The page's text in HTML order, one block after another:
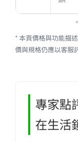
* 本頁價格與功能描
價與規格仍應以客服
專家點
在生活